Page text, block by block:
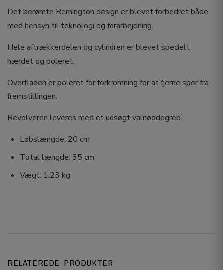
Det berømte Remington design er blevet forbedret både
med hensyn til teknologi og forarbejdning.
Hele aftrækkerdelen og cylindren er blevet specielt
hærdet og poleret.
Overfladen er poleret for forkromning for at fjerne spor fra
fremstillingen.
Revolveren leveres med et udsøgt valnøddegreb.
Løbslængde: 20 cm
Total længde: 35 cm
Vægt: 1.23 kg
RELATEREDE PRODUKTER